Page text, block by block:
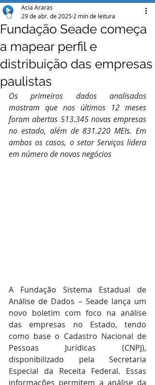
Fundação Seade começa
a mapear perfil e
distribuição das empresas
paulistas
Acia Araras
29 de abr. de 2025 2 min de leitura
Os primeiros dados analisados
mostram que nos últimos 12 meses
foram abertas 513.345 novas empresas
no estado, além de 831.220 MEIs. Em
ambos os casos, o setor Serviços lidera
em número de novos negócios
A Fundação Sistema Estadual de
Análise de Dados – Seade lança um
novo boletim com foco na análise
das empresas no Estado, tendo
como base o Cadastro Nacional de
Pessoas Jurídicas (CNPJ),
disponibilizado pela Secretaria
Especial da Receita Federal. Essas
informações permitem a análise da